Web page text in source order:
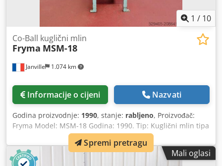
1 / 10
Janville 1.074 km
Co-Ball kuglični mlin
Fryma MSM-18
Informacije o cijeni Nazvati
Godina proizvodnje: 1990, stanje: rabljeno, Proizvođač:
Fryma Model: MSM-18 Godina: 1990. Tip: Kuglični mlin tipa
Co-Ball Csdpox R Dd Isfx An Tsrf Primjena: fino mljevenje
suspenzija i vrlo viskoznih proizvoda. Volumen komore za
mljevenje: 1,1 litra Unutarnji nadtlak: 2,5 bara Plašt za
Mali oglasi
Spremi pretragu